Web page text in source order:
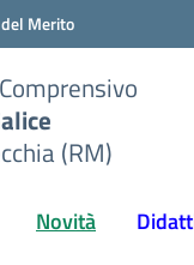
Merito
(RM)
Novità